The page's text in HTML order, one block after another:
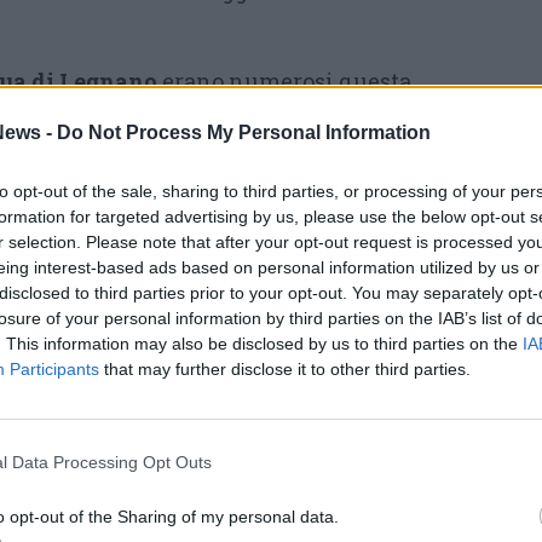
- Do Not Process My Personal Information
opt-out of the sale, sharing to third parties, or processing of your
for targeted advertising by us, please use the below opt-out
selection. Please note that after your opt-out request is processed
interest-based ads based on personal information utilized by us
to third parties prior to your opt-out. You may separately
of your personal information by third parties on the IAB’s list of
This information may also be disclosed by us to third parties on the
Participants that may further disclose it to other third parties.
Data Processing Opt Outs
opt-out of the Sharing of my personal data.
di Legnanoerano numerosi questa
circa il 50% degli studenti erano assenti, chi
in quarantena, chi perchè ha deciso
: «Nella mia classe erano presenti 6 ragazzi
Michelon, docente e animatrice digitale
settimana aveva lanciato un appello
della scuola in presenza–
sulle ragioni di questo astensionismo,
motivato dalla paura ma anche per
in aula concorda sull’importanza del
tutti gli studenti li farebbe sentire più
della scuola sono comunque molto